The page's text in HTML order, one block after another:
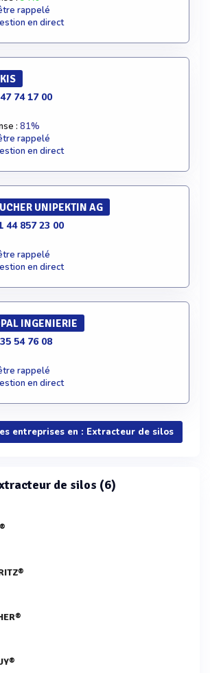
rappelé
en direct
74 17 00
: 81%
rappelé
en direct
UNIPEKTIN AG
44 857 23 00
rappelé
en direct
INGENIERIE
54 76 08
rappelé
en direct
entreprises en : Extracteur de silos
de silos (6)